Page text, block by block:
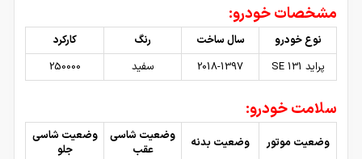
مشخصات خودرو:
نوع خودرو سال ساخت رنگ
کارکرد
پراید 131 SE
2018-1397 سفید 250000
سلامت خودرو:
وضعیت موتور وضعیت بدنه
وضعیت شاسی
عقب
وضعیت شاسی
جلو